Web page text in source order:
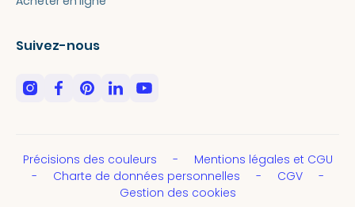
Suivez-nous
Précisions des couleurs
Mentions légales et CGU
Charte de données personnelles
CGV
Gestion des cookies